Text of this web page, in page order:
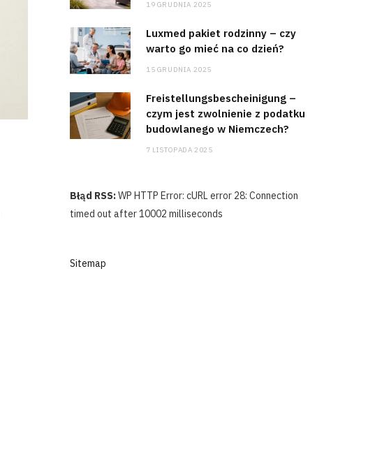
19 GRUDNIA 2025
Luxmed pakiet rodzinny – czy
warto go mieć na co dzień?
15 GRUDNIA 2025
Freistellungsbescheinigung –
czym jest zwolnienie z podatku
budowlanego w Niemczech?
7 LISTOPADA 2025
Błąd RSS:WP HTTP Error: cURL error 28: Connection
timed out after 10002 milliseconds
Sitemap